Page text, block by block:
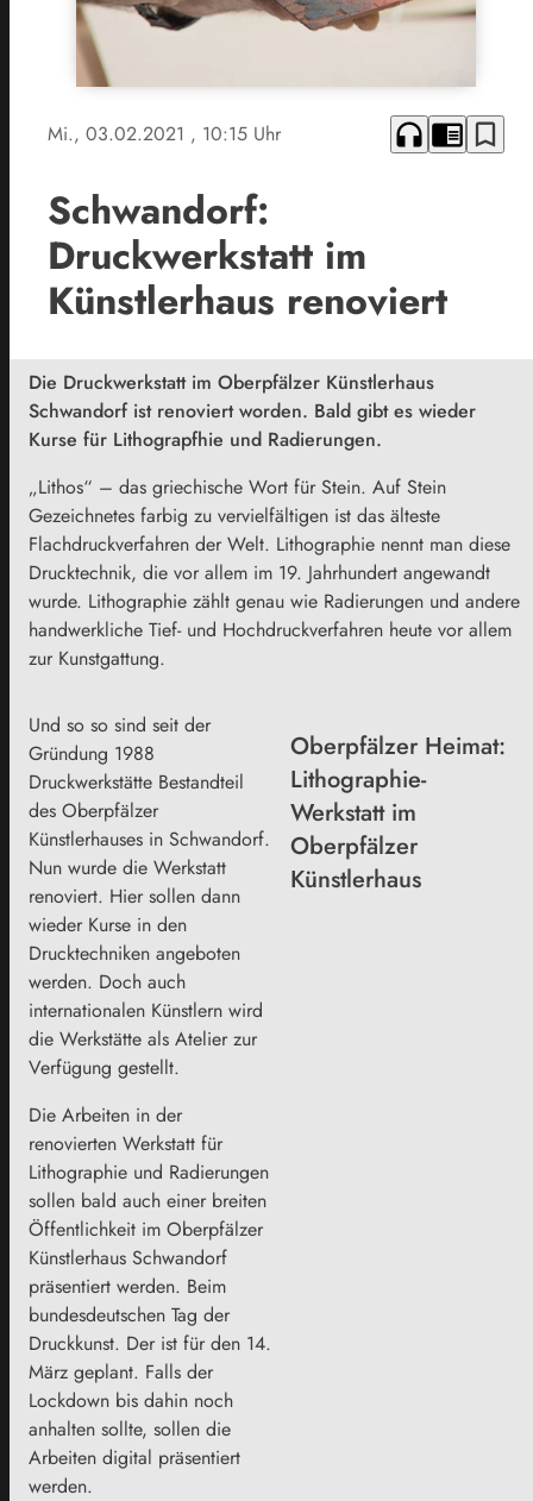
Mi., 03.02.2021 , 10:15 Uhr headphones chrome_reader_mode bookmark_border
Schwandorf:
Druckwerkstatt im
Künstlerhaus renoviert
Die Druckwerkstatt im Oberpfälzer Künstlerhaus
Schwandorf ist renoviert worden. Bald gibt es wieder
Kurse für Lithograpfhie und Radierungen.
„Lithos“ – das griechische Wort für Stein. Auf Stein
Gezeichnetes farbig zu vervielfältigen ist das älteste
Flachdruckverfahren der Welt. Lithographie nennt man diese
Drucktechnik, die vor allem im 19. Jahrhundert angewandt
wurde. Lithographie zählt genau wie Radierungen und andere
handwerkliche Tief- und Hochdruckverfahren heute vor allem
zur Kunstgattung.
Und so so sind seit der
Gründung 1988
Druckwerkstätte Bestandteil
des Oberpfälzer
Künstlerhauses in Schwandorf.
Nun wurde die Werkstatt
renoviert. Hier sollen dann
wieder Kurse in den
Drucktechniken angeboten
werden. Doch auch
internationalen Künstlern wird
die Werkstätte als Atelier zur
Verfügung gestellt.
Die Arbeiten in der
renovierten Werkstatt für
Lithographie und Radierungen
sollen bald auch einer breiten
Öffentlichkeit im Oberpfälzer
Künstlerhaus Schwandorf
präsentiert werden. Beim
bundesdeutschen Tag der
Druckkunst. Der ist für den 14.
März geplant. Falls der
Lockdown bis dahin noch
anhalten sollte, sollen die
Arbeiten digital präsentiert
werden.
Oberpfälzer Heimat:
Lithographie-
Werkstatt im
Oberpfälzer
Künstlerhaus